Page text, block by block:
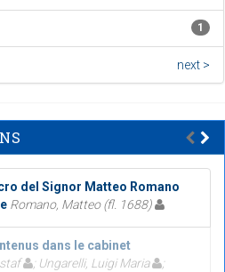
1
next >
del Signor Matteo Romano
Romano, Matteo (fl. 1688)
dans le cabinet
; Ungarelli, Luigi Maria